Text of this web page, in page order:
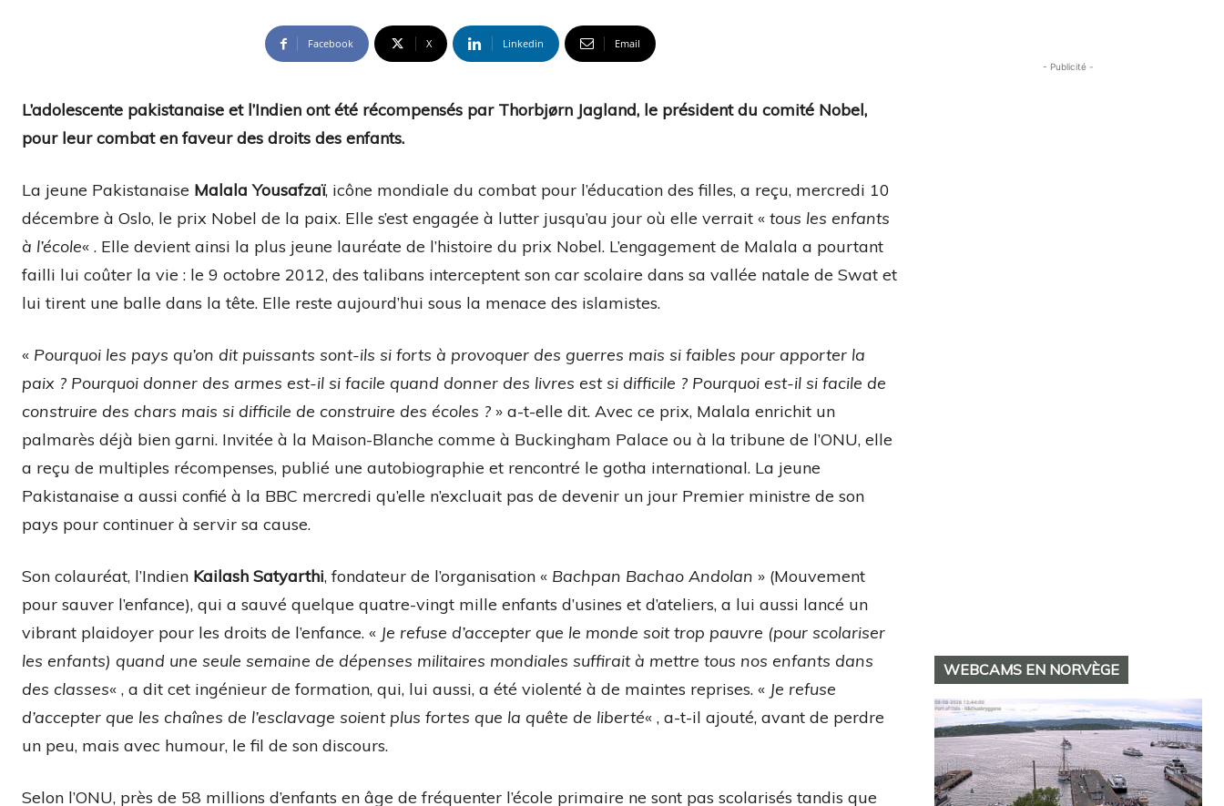
Facebook X Linkedin Email
L’adolescente pakistanaise et l’Indien ont été récompensés par Thorbjørn Jagland, le président du comité Nobel,
pour leur combat en faveur des droits des enfants.
La jeune Pakistanaise Malala Yousafzaï, icône mondiale du combat pour l’éducation des filles, a reçu, mercredi 10
décembre à Oslo, le prix Nobel de la paix. Elle s’est engagée à lutter jusqu’au jour où elle verrait « tous les enfants
à l’école« . Elle devient ainsi la plus jeune lauréate de l’histoire du prix Nobel. L’engagement de Malala a pourtant
failli lui coûter la vie : le 9 octobre 2012, des talibans interceptent son car scolaire dans sa vallée natale de Swat et
lui tirent une balle dans la tête. Elle reste aujourd’hui sous la menace des islamistes.
« Pourquoi les pays qu’on dit puissants sont-ils si forts à provoquer des guerres mais si faibles pour apporter la
paix ? Pourquoi donner des armes est-il si facile quand donner des livres est si difficile ? Pourquoi est-il si facile de
construire des chars mais si difficile de construire des écoles ? » a-t-elle dit. Avec ce prix, Malala enrichit un
palmarès déjà bien garni. Invitée à la Maison-Blanche comme à Buckingham Palace ou à la tribune de l’ONU, elle
a reçu de multiples récompenses, publié une autobiographie et rencontré le gotha international. La jeune
Pakistanaise a aussi confié à la BBC mercredi qu’elle n’excluait pas de devenir un jour Premier ministre de son
pays pour continuer à servir sa cause.
Son colauréat, l’Indien Kailash Satyarthi, fondateur de l’organisation « Bachpan Bachao Andolan » (Mouvement
pour sauver l’enfance), qui a sauvé quelque quatre-vingt mille enfants d’usines et d’ateliers, a lui aussi lancé un
vibrant plaidoyer pour les droits de l’enfance. « Je refuse d’accepter que le monde soit trop pauvre (pour scolariser
les enfants) quand une seule semaine de dépenses militaires mondiales suffirait à mettre tous nos enfants dans
des classes« , a dit cet ingénieur de formation, qui, lui aussi, a été violenté à de maintes reprises. « Je refuse
d’accepter que les chaînes de l’esclavage soient plus fortes que la quête de liberté« , a-t-il ajouté, avant de perdre
un peu, mais avec humour, le fil de son discours.
Selon l’ONU, près de 58 millions d’enfants en âge de fréquenter l’école primaire ne sont pas scolarisés tandis que
- Publicité -
WEBCAMS EN NORVÈGE